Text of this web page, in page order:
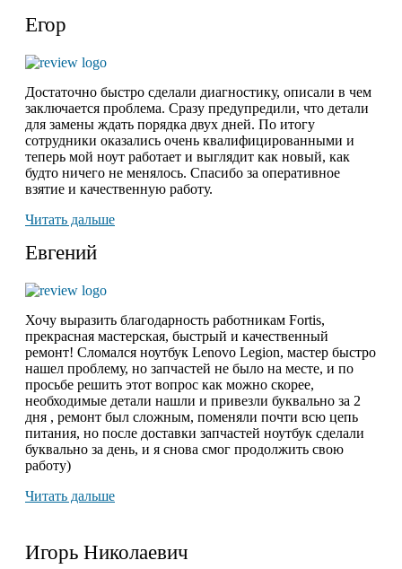
Егор
Достаточно быстро сделали диагностику, описали в чем
заключается проблема. Сразу предупредили, что детали
для замены ждать порядка двух дней. По итогу
сотрудники оказались очень квалифицированными и
теперь мой ноут работает и выглядит как новый, как
будто ничего не менялось. Спасибо за оперативное
взятие и качественную работу.
Читать дальше
Евгений
Хочу выразить благодарность работникам Fortis,
прекрасная мастерская, быстрый и качественный
ремонт! Сломался ноутбук Lenovo Legion, мастер быстро
нашел проблему, но запчастей не было на месте, и по
просьбе решить этот вопрос как можно скорее,
необходимые детали нашли и привезли буквально за 2
дня , ремонт был сложным, поменяли почти всю цепь
питания, но после доставки запчастей ноутбук сделали
буквально за день, и я снова смог продолжить свою
работу)
Читать дальше
Игорь Николаевич